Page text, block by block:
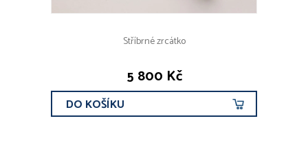
Stříbrné zrcátko
5 800 Kč
DO KOŠÍKU